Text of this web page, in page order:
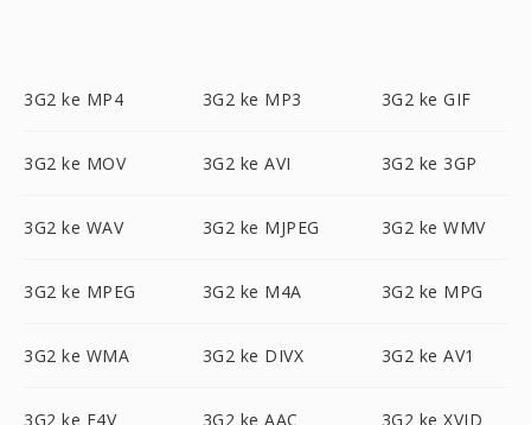
3G2 ke MP4 3G2 ke MP3 3G2 ke GIF
3G2 ke MOV 3G2 ke AVI 3G2 ke 3GP
3G2 ke WAV 3G2 ke MJPEG 3G2 ke WMV
3G2 ke MPEG 3G2 ke M4A 3G2 ke MPG
3G2 ke WMA 3G2 ke DIVX 3G2 ke AV1
3G2 ke F4V 3G2 ke AAC 3G2 ke XVID